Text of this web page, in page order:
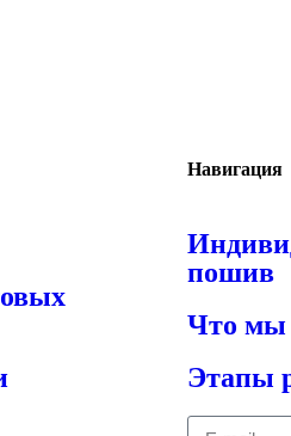
Навигация
пошив
Что мы
Этапы